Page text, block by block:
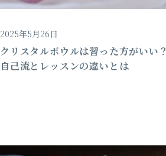
2025年5月26日
クリスタルボウルは習った方がいい？
自己流とレッスンの違いとは